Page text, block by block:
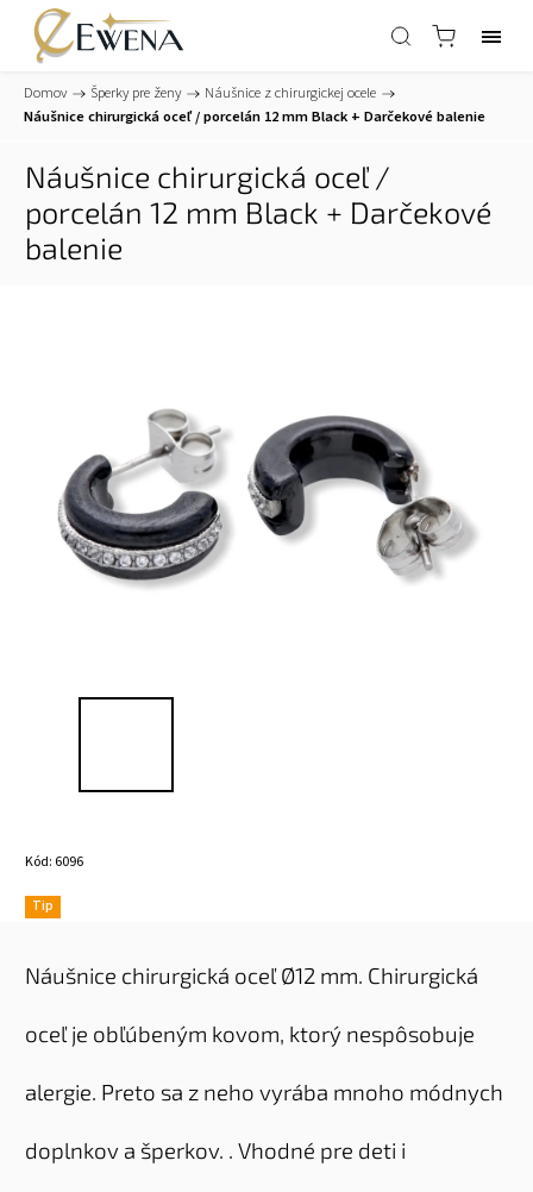
Domov / Šperky pre ženy / Náušnice z chirurgickej ocele /
Náušnice chirurgická oceľ / porcelán 12 mm Black + Darčekové balenie
Náušnice chirurgická oceľ /
porcelán 12 mm Black + Darčekové
balenie
Kód: 6096
Tip
Náušnice chirurgická oceľ Ø12 mm. Chirurgická
oceľ je obľúbeným kovom, ktorý nespôsobuje
alergie. Preto sa z neho vyrába mnoho módnych
doplnkov a šperkov. . Vhodné pre deti i